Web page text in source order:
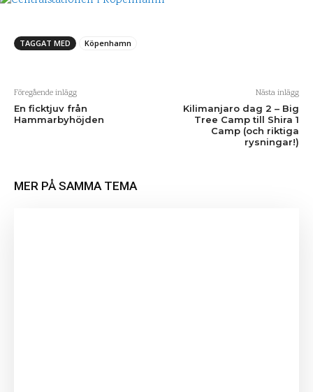
TAGGAT MED Köpenhamn
Föregående inlägg
En ficktjuv från
Hammarbyhöjden
Nästa inlägg
Kilimanjaro dag 2 – Big
Tree Camp till Shira 1
Camp (och riktiga
rysningar!)
MER PÅ SAMMA TEMA